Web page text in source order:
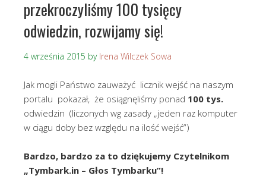
przekroczyliśmy 100 tysięcy
odwiedzin, rozwijamy się!
4 września 2015 by Irena Wilczek Sowa
Jak mogli Państwo zauważyć licznik wejść na naszym
portalu pokazał, że osiągnęliśmy ponad 100 tys.
odwiedzin (liczonych wg zasady „jeden raz komputer
w ciągu doby bez względu na ilość wejść”)
Bardzo, bardzo za to dziękujemy Czytelnikom
„Tymbark.in – Głos Tymbarku”!